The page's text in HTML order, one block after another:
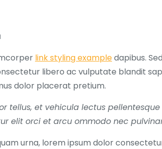
link styling exampledapibus.
libero ac vulputate blandit
dolor placerat pretium.
tellus, et vehicula lectus
elit orci et arcu ommodo nec
urna, lorem ipsum dolor